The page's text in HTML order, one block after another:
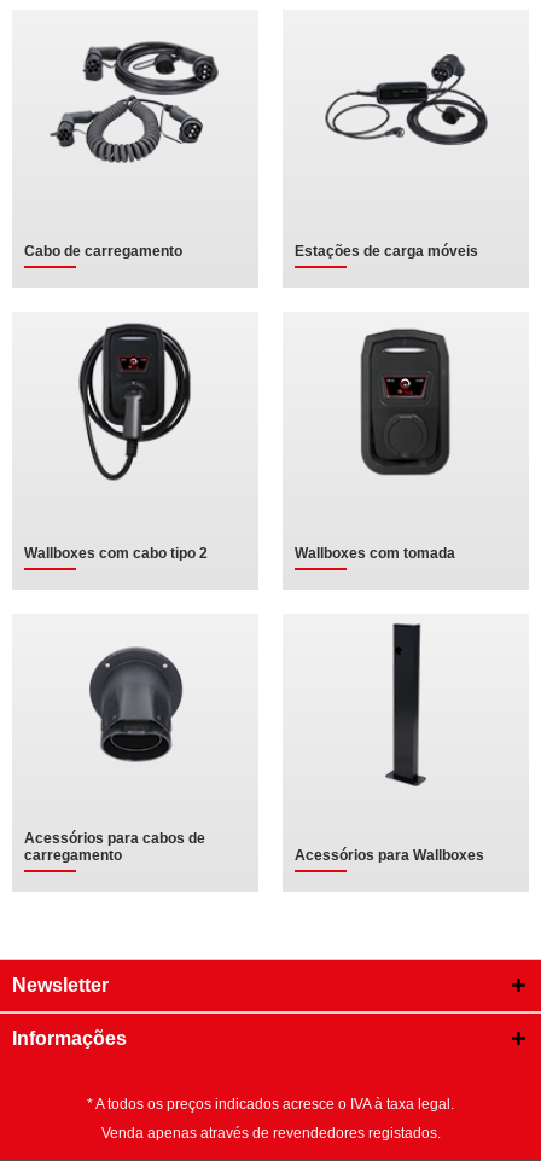
Cabo de carregamento Estações de carga móveis
Wallboxes com cabo tipo 2 Wallboxes com tomada
Acessórios para cabos de
carregamento
Acessórios para Wallboxes
Newsletter
Informações
* A todos os preços indicados acresce o IVA à taxa legal.
Venda apenas através de revendedores registados.